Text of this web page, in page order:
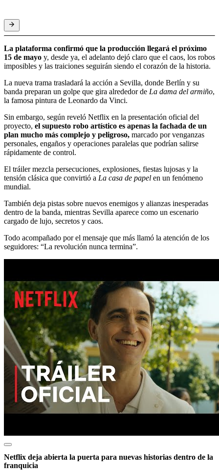
La plataforma confirmó que la producción llegará el próximo
15 de mayo y, desde ya, el adelanto dejó claro que el caos, los robos
imposibles y las traiciones seguirán siendo el corazón de la historia.
La nueva trama trasladará la acción a Sevilla, donde Berlín y su
banda preparan un golpe que gira alrededor de La dama del armiño,
la famosa pintura de Leonardo da Vinci.
Sin embargo, según reveló Netflix en la presentación oficial del
proyecto, el supuesto robo artístico es apenas la fachada de un
plan mucho más complejo y peligroso, marcado por venganzas
personales, engaños y operaciones paralelas que podrían salirse
rápidamente de control.
El tráiler mezcla persecuciones, explosiones, fiestas lujosas y la
tensión clásica que convirtió a La casa de papel en un fenómeno
mundial.
También deja pistas sobre nuevos enemigos y alianzas inesperadas
dentro de la banda, mientras Sevilla aparece como un escenario
cargado de lujo, secretos y caos.
Todo acompañado por el mensaje que más llamó la atención de los
seguidores: “La revolución nunca termina”.
Netflix deja abierta la puerta para nuevas historias dentro de la
franquicia